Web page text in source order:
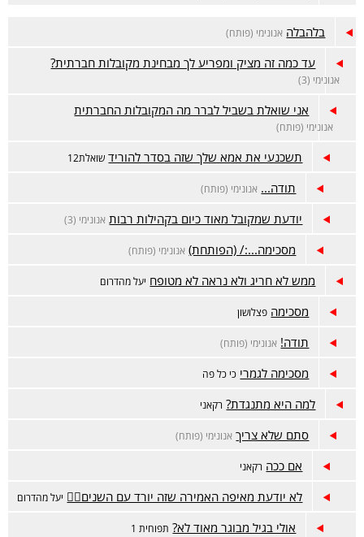
בלהבלה אנונימי (פותח)
עד כמה זה מציק ומפריע לך מבחינת מקובלות חברתית?
אנונימי (3)
אני שואלת בשביל לברר מה המקובלות החברתית
אנונימי (פותח)
תשכנעי את אמא שלך שזה בסדר להוריד שואלת12
תודה... אנונימי (פותח)
יודעת שמקובל מאוד כיום בקהילות רבות אנונימי (3)
מסכימה...:/ (הפותחת) אנונימי (פותח)
ממש לא חריג ולא נראה לא מטופח יעל מהדרום
מסכימה פצלושון
תודה! אנונימי (פותח)
מסכימה לגמרי כי כל פה
למה היא מתנגדת? רקאני
סתם שלא צריך אנונימי (פותח)
אם ככה רקאני
לא יודעת מאיפה האמירה שזה יורד עם השנים🤷‍♀️ יעל מהדרום
אולי בגיל מבוגר מאוד לא? תפוחית 1